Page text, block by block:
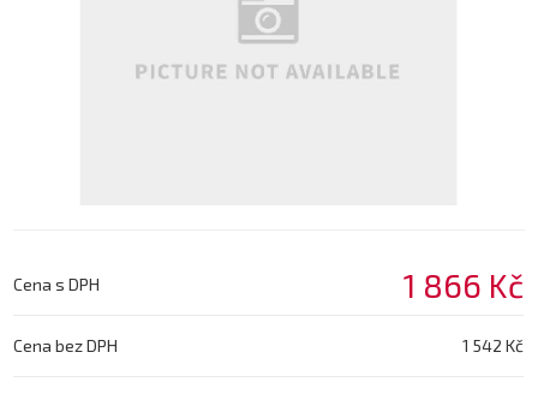
Cena s DPH 1 866 Kč
Cena bez DPH 1 542 Kč